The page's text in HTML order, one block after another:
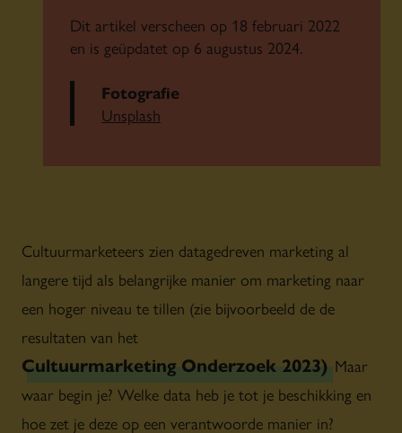
Dit artikel verscheen op 18 februari 2022
en is geüpdatet op 6 augustus 2024.
Fotografie
Unsplash
Cultuurmarketeers zien datagedreven marketing al
langere tijd als belangrijke manier om marketing naar
een hoger niveau te tillen (zie bijvoorbeeld de de
resultaten van het
Cultuurmarketing Onderzoek 2023) . Maar
waar begin je? Welke data heb je tot je beschikking en
hoe zet je deze op een verantwoorde manier in?